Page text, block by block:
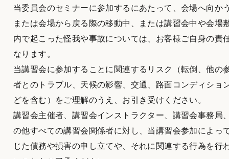
当委員会のセミナーに参加するにあたって、会場へ向か
または会場から戻る際の移動中、または講習会中や会場
内で起こった怪我や事故については、お客様ご自身の責
なります。
当講習会に参加することに関連するリスク（転倒、他の
者とのトラブル、天候の影響、交通、路面コンディショ
どを含む）をご理解のうえ、お引き受けください。
講習会主催者、講習会インストラクター、講習会事務局
の他すべての講習会関係者に対し、当講習会参加によっ
じた債務や損害の申し立てや、それに関連する行為を行